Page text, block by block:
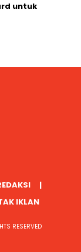
untuk
IKLAN
RESERVED